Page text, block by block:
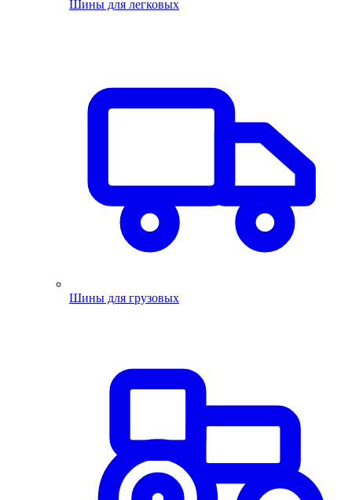
Шины для легковых
Шины для грузовых